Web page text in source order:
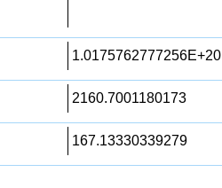
1.0175762777256E+20
2160.7001180173
167.13330339279